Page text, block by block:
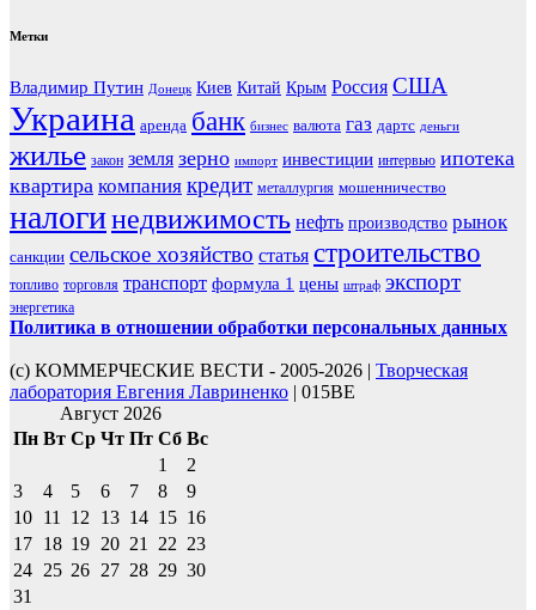
Метки
Владимир Путин Донецк Киев Китай Крым Россия США
Украина аренда банк бизнес валюта газ дартс деньги
жилье закон земля зерно импорт инвестиции интервью ипотека
квартира компания кредит металлургия мошенничество
налогинедвижимость нефть производство рынок
санкции сельское хозяйство статья строительство
топливо торговля транспорт формула 1 цены штраф экспорт
энергетика
Политика в отношении обработки персональных данных
(с) КОММЕРЧЕСКИЕ ВЕСТИ - 2005-2026 | Творческая
лаборатория Евгения Лавриненко | 015BE
Август 2026
Пн Вт Ср Чт Пт Сб Вс
1
2
3
4 5 6 7 8
9
10 11 12 13 14 15 16
17 18 19 20 21 22 23
24 25 26 27 28 29 30
31